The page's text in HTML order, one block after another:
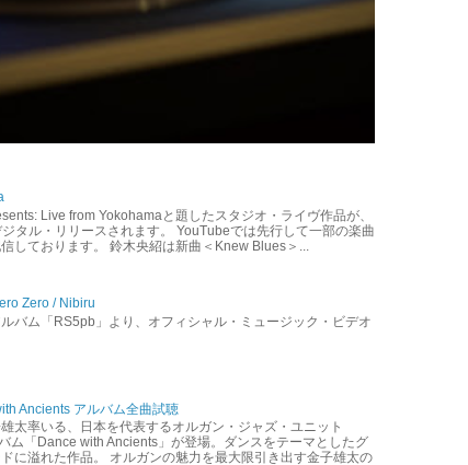
Live from Yokohamaと題したスタジオ・ライヴ作品が、
タル・リリースされます。 YouTubeでは先行して一部の楽曲
しております。 鈴木央紹は新曲＜Knew Blues＞...
Zero / Nibiru
バム「RS5pb」より、オフィシャル・ミュージック・ビデオ
Ancients アルバム全曲試聴
太率いる、日本を代表するオルガン・ジャズ・ユニット
ム「Dance with Ancients」が登場。ダンスをテーマとしたグ
に溢れた作品。 オルガンの魅力を最大限引き出す金子雄太の